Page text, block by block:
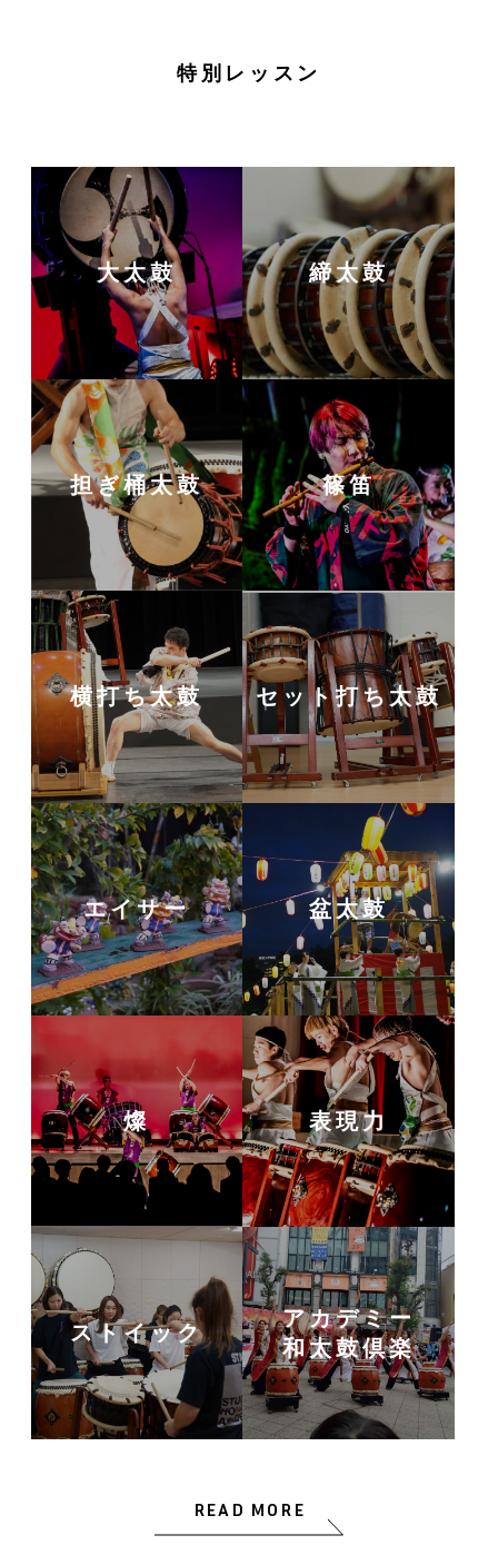
特別レッスン
大太鼓 締太鼓
担ぎ桶太鼓 篠笛
横打ち太鼓 セット打ち太鼓
エイサー 盆太鼓
燦 表現力
ストイック
アカデミー
和太鼓倶楽
READ MORE